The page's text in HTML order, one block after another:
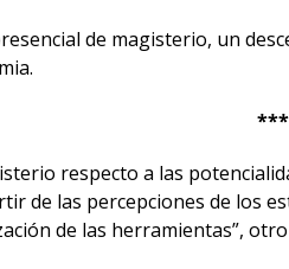
de magisterio, un
***
respecto a las
de las percepciones de los
de las herramientas”,